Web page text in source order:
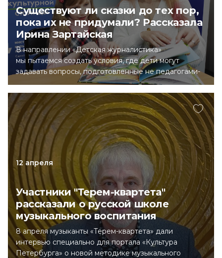
Существуют ли сказки до тех пор,
пока их не придумали? Рассказала
Ирина Зартайская
В направлении «Детская журналистика»
мы пытаемся создать условия, где дети могут
задавать вопросы, подготовленные не педагогами-
наставниками, а те, что рождаются у самих детей.
Интервью Арианы Шампаровой (8 лет) с детской
писательницей Ириной Зартайской.
12 апреля
Участники "Терем-квартета"
рассказали о русской школе
музыкального воспитания
8 апреля музыканты «Терем-квартета» дали
интервью специально для портала «Культура
Петербурга» о новой методике музыкального